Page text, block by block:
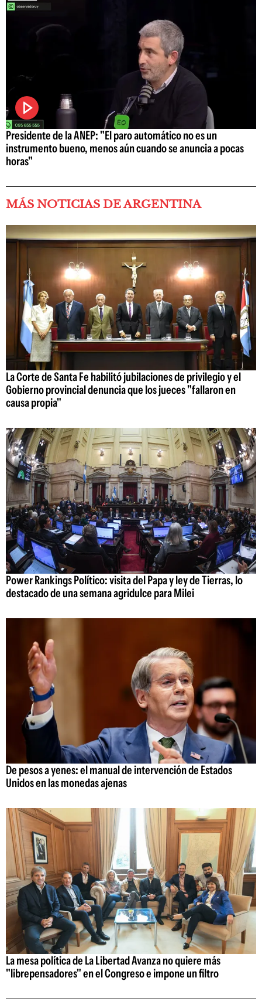
Presidente de la ANEP: "El paro automático no es un
instrumento bueno, menos aún cuando se anuncia a pocas
horas"
MÁS NOTICIAS DE ARGENTINA
La Corte de Santa Fe habilitó jubilaciones de privilegio y el
Gobierno provincial denuncia que los jueces "fallaron en
causa propia"
Power Rankings Político: visita del Papa y ley de Tierras, lo
destacado de una semana agridulce para Milei
De pesos a yenes: el manual de intervención de Estados
Unidos en las monedas ajenas
La mesa política de La Libertad Avanza no quiere más
"librepensadores" en el Congreso e impone un filtro